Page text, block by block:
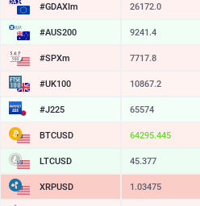
#GDAXIm 26172.0
#AUS200 9241.4
#SPXm 7717.8
#UK100 10867.2
#J225 65574
BTCUSD 64295.445
LTCUSD 45.377
XRPUSD 1.03475